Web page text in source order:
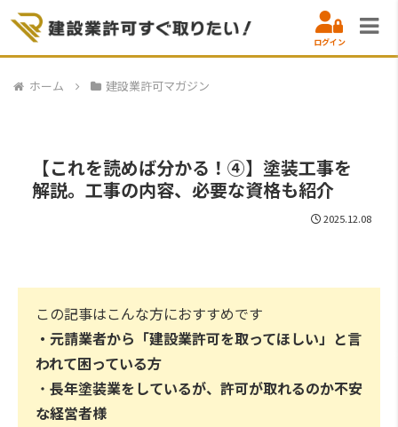
ログイン
ホーム 建設業許可マガジン
【これを読めば分かる！④】塗装工事を
解説。工事の内容、必要な資格も紹介
2025.12.08
この記事はこんな方におすすめです
・元請業者から「建設業許可を取ってほしい」と言
われて困っている方
・ 長年塗装業をしているが、許可が取れるのか不安
な経営者様